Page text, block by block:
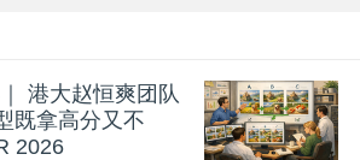
港大赵恒爽团队
既拿高分又不
2026